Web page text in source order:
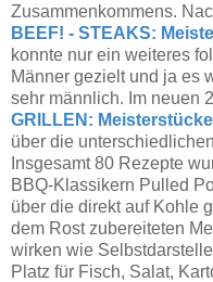
Zusammenkommens.
BEEF! - STEAKS:
konnte nur ein weiteres
Männer gezielt und ja es
sehr männlich. Im neuen
GRILLEN:
über die
Insgesamt 80 Rezepte
BBQ-Klassikern Pulled
über die direkt auf Kohle
dem Rost zubereiteten
wirken wie
Platz für Fisch, Salat,